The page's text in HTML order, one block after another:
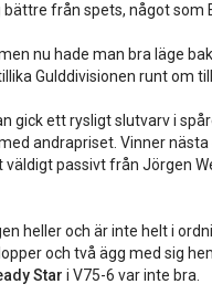
från spets, något som
nu hade man bra läge
Gulddivisionen runt om
gick ett rysligt slutvarv i
andrapriset. Vinner
väldigt passivt från Jörgen
heller och är inte helt i
och två ägg med sig
Star i V75-6 var inte bra.